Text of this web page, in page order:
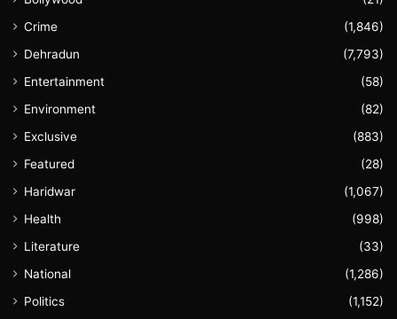
Crime
(1,846)
Dehradun
(7,793)
Entertainment
(58)
Environment
(82)
Exclusive
(883)
Featured
(28)
Haridwar
(1,067)
Health
(998)
Literature
(33)
National
(1,286)
Politics
(1,152)